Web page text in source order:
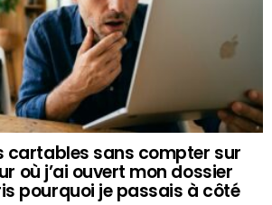
cartables sans compter sur
où j’ai ouvert mon dossier
pourquoi je passais à côté